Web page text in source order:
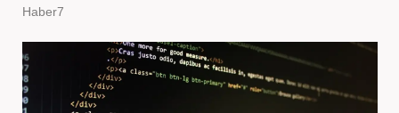
Haber7